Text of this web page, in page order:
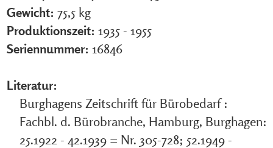
Gewicht: 75,5 kg
Produktionszeit: 1935 - 1955
Seriennummer: 16846
Literatur:
Burghagens Zeitschrift für Bürobedarf :
Fachbl. d. Bürobranche, Hamburg, Burghagen:
25.1922 - 42.1939 = Nr. 305-728; 52.1949 -